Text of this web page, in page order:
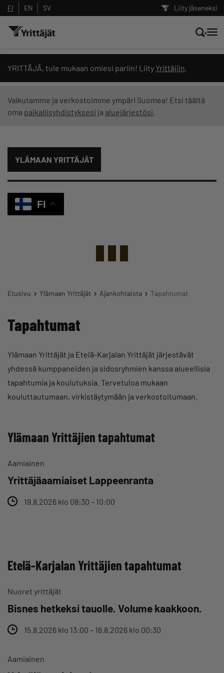
Liity jäseneksi
FI EN SV
YRITTÄJÄ, tule mukaan omiesi pariin! Liity Yrittäjiin
Vaikutamme ja verkostoimme ympäri Suomea! Etsi täältä
oma paikallisyhdistyksesi ja aluejärjestösi
YLÄMAAN YRITTÄJÄT
FI
Etusivu Ylämaan Yrittäjät Ajankohtaista Tapahtumat
Tapahtumat
Ylämaan Yrittäjät ja Etelä-Karjalan Yrittäjät järjestävät
yhdessä kumppaneiden ja sidosryhmien kanssa alueellisia
tapahtumia ja koulutuksia. Tervetuloa mukaan
kouluttautumaan, virkistäytymään ja verkostoitumaan.
Ylämaan Yrittäjien tapahtumat
Aamiainen
Yrittäjäaamiaiset Lappeenranta
19.8.2026 klo 08:30 – 10:00
Etelä-Karjalan Yrittäjien tapahtumat
Nuoret yrittäjät
Bisnes hetkeksi tauolle. Volume kaakkoon.
15.8.2026 klo 13:00 – 16.8.2026 klo 00:30
Aamiainen
Hae sivustolta tai kysy suoraan
Yrittäjien tekoälyltä
Suodata hakutuloksia: näytä kaikki sisältö